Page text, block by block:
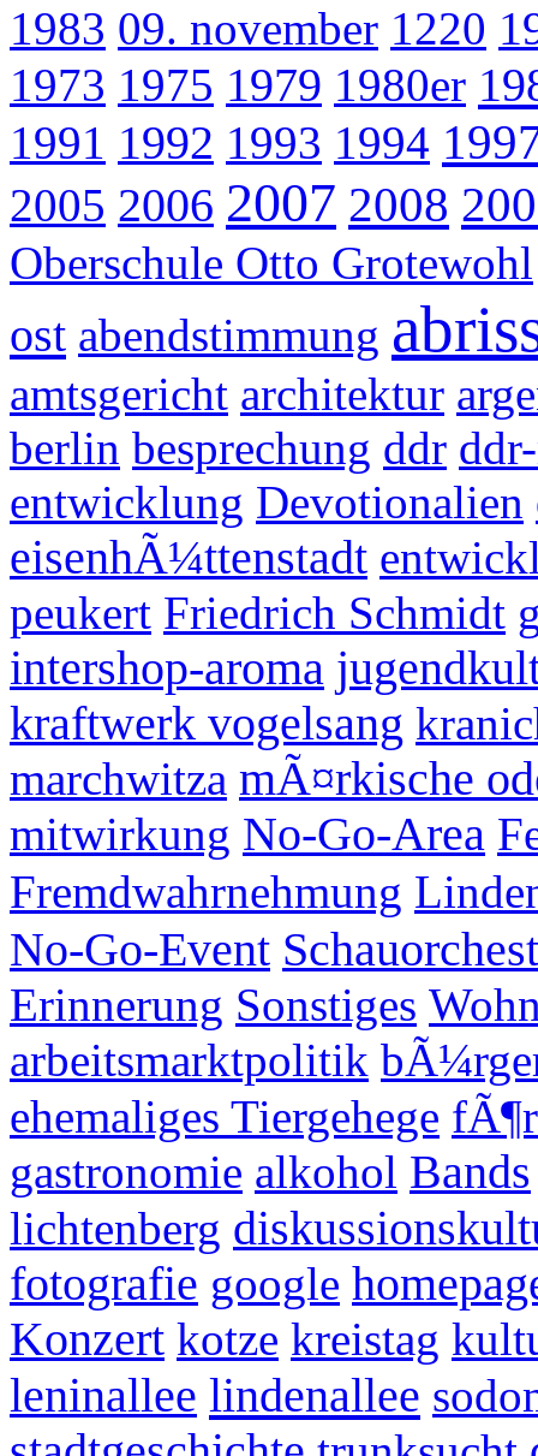
1983 09. november 1220
1973 1975 1979 1980er
1991 1992 1993 1994
2005 2006 2007 2008
Oberschule Otto Grotewohl
ost abendstimmung
amtsgericht architektur
berlin besprechung ddr
entwicklung Devotionalien
eisenhÃ¼ttenstadt
peukert Friedrich Schmidt
intershop-aroma
kraftwerk vogelsang
marchwitza mÃ¤rkische
mitwirkung No-Go-Area
Fremdwahrnehmung
No-Go-Event
Erinnerung Sonstiges
arbeitsmarktpolitik
ehemaliges Tiergehege
gastronomie alkohol Bands
lichtenberg
fotografie google
Konzert kotze kreistag
leninallee lindenallee